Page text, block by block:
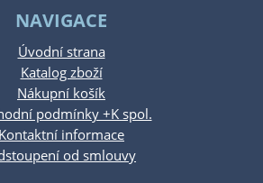
NAVIGACE
Úvodní strana
Katalog zboží
Nákupní košík
podmínky +K spol.
Kontaktní informace
od smlouvy